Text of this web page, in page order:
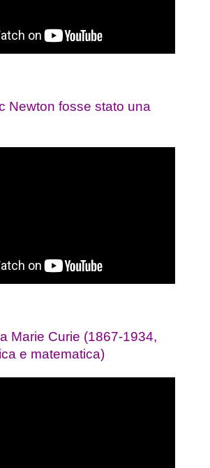
Newton fosse stato una
Marie Curie (1867-1934,
e matematica)